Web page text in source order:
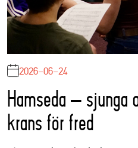
2026-06-24
Hamseda – sjunga
krans för fred